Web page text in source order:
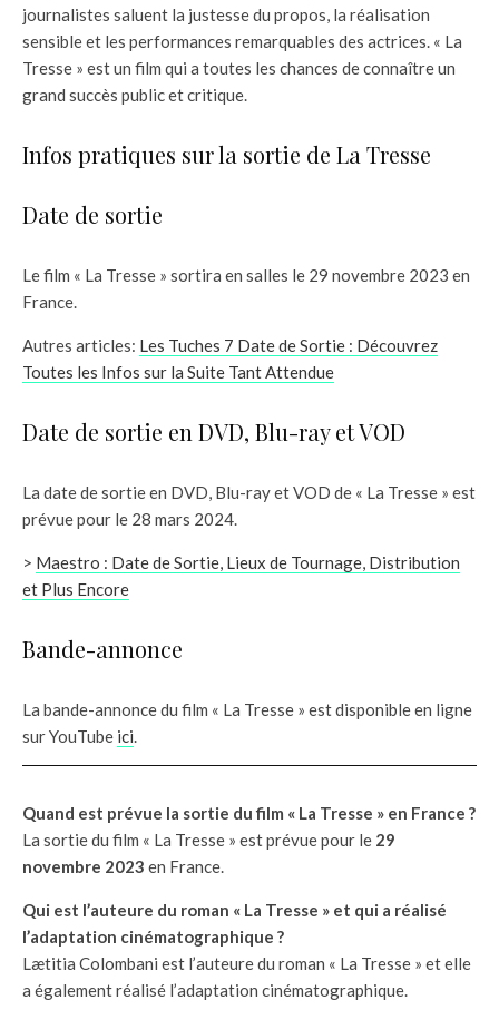
journalistes saluent la justesse du propos, la réalisation
sensible et les performances remarquables des actrices. « La
Tresse » est un film qui a toutes les chances de connaître un
grand succès public et critique.
Infos pratiques sur la sortie de La Tresse
Date de sortie
Le film « La Tresse » sortira en salles le 29 novembre 2023 en
France.
Autres articles: Les Tuches 7 Date de Sortie : Découvrez
Toutes les Infos sur la Suite Tant Attendue
Date de sortie en DVD, Blu-ray et VOD
La date de sortie en DVD, Blu-ray et VOD de « La Tresse » est
prévue pour le 28 mars 2024.
> Maestro : Date de Sortie, Lieux de Tournage, Distribution
et Plus Encore
Bande-annonce
La bande-annonce du film « La Tresse » est disponible en ligne
sur YouTube ici.
Quand est prévue la sortie du film « La Tresse » en France ?
La sortie du film « La Tresse » est prévue pour le 29
novembre 2023 en France.
Qui est l’auteure du roman « La Tresse » et qui a réalisé
l’adaptation cinématographique ?
Lætitia Colombani est l’auteure du roman « La Tresse » et elle
a également réalisé l’adaptation cinématographique.